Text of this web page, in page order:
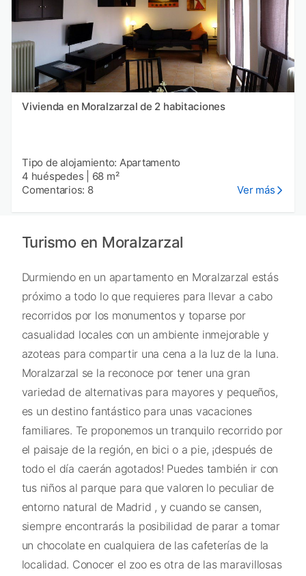
Vivienda en Moralzarzal de 2 habitaciones
Tipo de alojamiento: Apartamento
4 huéspedes
68 m²
Comentarios: 8
Ver más
Turismo en Moralzarzal
Durmiendo en un apartamento en Moralzarzal estás
próximo a todo lo que requieres para llevar a cabo
recorridos por los monumentos y toparse por
casualidad locales con un ambiente inmejorable y
azoteas para compartir una cena a la luz de la luna.
Moralzarzal se la reconoce por tener una gran
variedad de alternativas para mayores y pequeños,
es un destino fantástico para unas vacaciones
familiares. Te proponemos un tranquilo recorrido por
el paisaje de la región, en bici o a pie, ¡después de
todo el día caerán agotados! Puedes también ir con
tus niños al parque para que valoren lo peculiar de
entorno natural de Madrid , y cuando se cansen,
siempre encontrarás la posibilidad de parar a tomar
un chocolate en cualquiera de las cafeterías de la
localidad. Conocer el zoo es otra de las maravillosas